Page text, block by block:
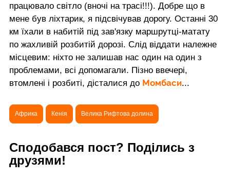
працювало світло (вночі на трасі!!!). Добре що в
мене був ліхтарик, я підсвічував дорогу. Останні 30
км їхали в набитій під зав'язку маршрутці-матату
по жахливій розбитій дорозі. Слід віддати належне
місцевим: ніхто не залишав нас один на один з
проблемами, всі допомагали. Пізно ввечері,
втомлені і розбиті, дісталися до Момбаси...
Африка Кенія Велика Рифтова долина
Сподобався пост? Поділись з
друзями!